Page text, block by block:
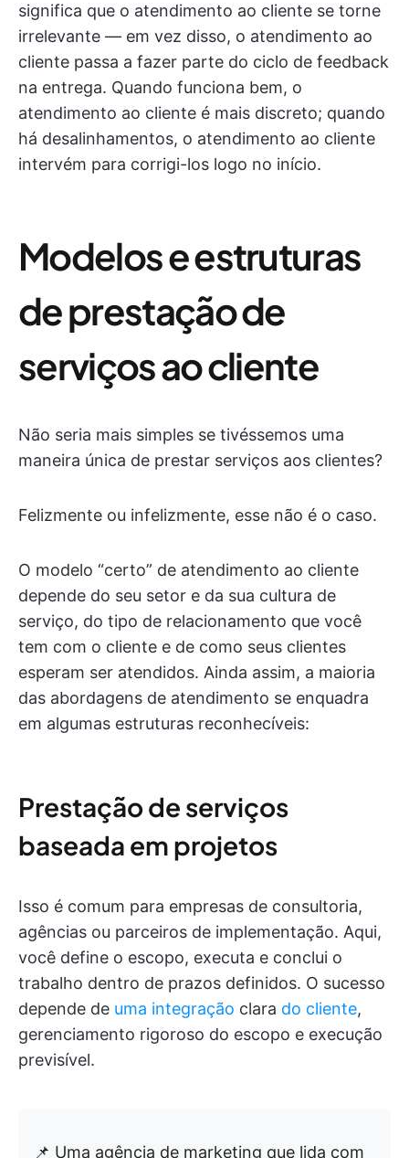
significa que o atendimento ao cliente se torne
irrelevante — em vez disso, o atendimento ao
cliente passa a fazer parte do ciclo de feedback
na entrega. Quando funciona bem, o
atendimento ao cliente é mais discreto; quando
há desalinhamentos, o atendimento ao cliente
intervém para corrigi-los logo no início.
Modelos e estruturas
de prestação de
serviços ao cliente
Não seria mais simples se tivéssemos uma
maneira única de prestar serviços aos clientes?
Felizmente ou infelizmente, esse não é o caso.
O modelo “certo” de atendimento ao cliente
depende do seu setor e da sua cultura de
serviço, do tipo de relacionamento que você
tem com o cliente e de como seus clientes
esperam ser atendidos. Ainda assim, a maioria
das abordagens de atendimento se enquadra
em algumas estruturas reconhecíveis:
Prestação de serviços
baseada em projetos
Isso é comum para empresas de consultoria,
agências ou parceiros de implementação. Aqui,
você define o escopo, executa e conclui o
trabalho dentro de prazos definidos. O sucesso
depende de uma integração clara do cliente,
gerenciamento rigoroso do escopo e execução
previsível.
📌 Uma agência de marketing que lida com